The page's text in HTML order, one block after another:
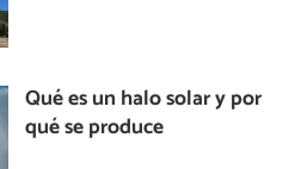
Qué es un halo solar y por
qué se produce